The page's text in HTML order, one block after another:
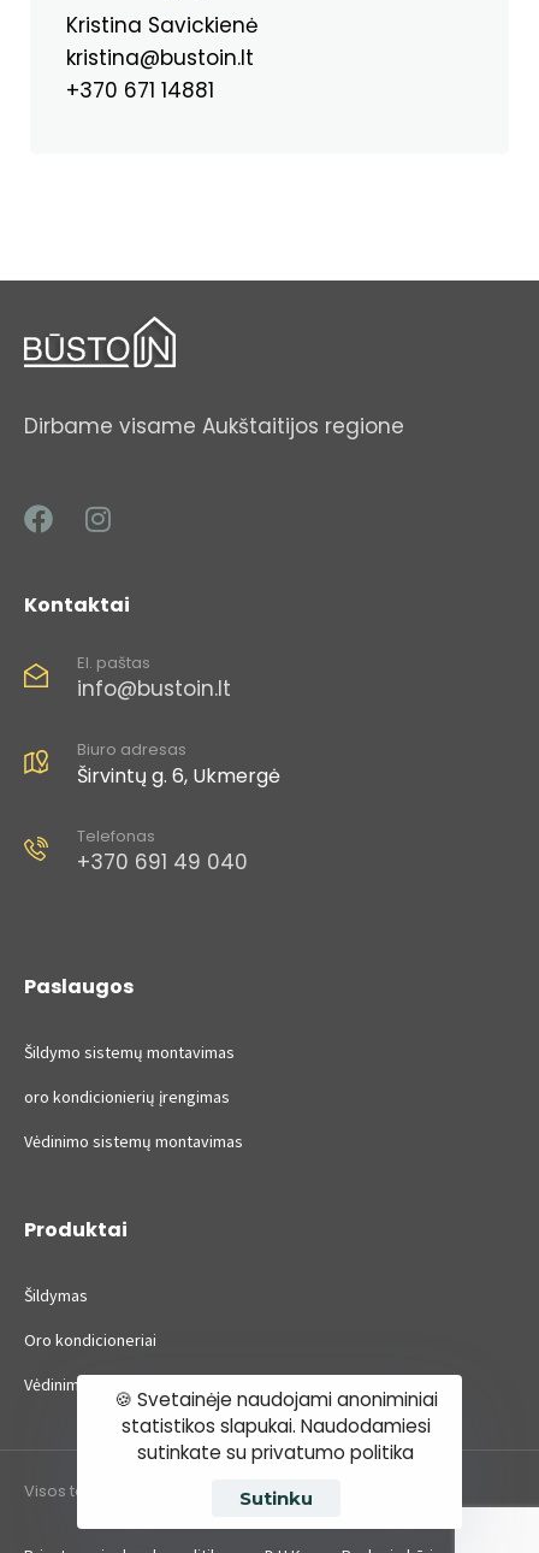
Kristina Savickienė
kristina@bustoin.lt
+370 671 14881
Dirbame visame Aukštaitijos regione
Kontaktai
El. paštas
info@bustoin.lt
Biuro adresas
Širvintų g. 6, Ukmergė
Telefonas
+370 691 49 040​
Paslaugos
Šildymo sistemų montavimas
oro kondicionierių įrengimas
Vėdinimo sistemų montavimas
Produktai
Šildymas
Oro kondicioneriai
Vėdinimas
Visos teisės saugomos ©2022 BūstoIN.
🍪 Svetainėje naudojami anoniminiai
statistikos slapukai. Naudodamiesi
sutinkate su privatumo politika
Sutinku